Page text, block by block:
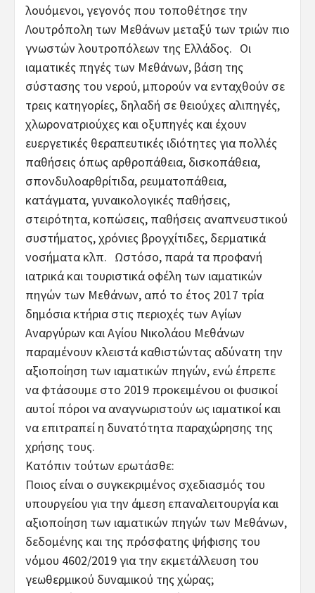
λουόμενοι, γεγονός που τοποθέτησε την
Λουτρόπολη των Μεθάνων μεταξύ των τριών πιο
γνωστών λουτροπόλεων της Ελλάδος. Οι
ιαματικές πηγές των Μεθάνων, βάση της
σύστασης του νερού, μπορούν να ενταχθούν σε
τρεις κατηγορίες, δηλαδή σε θειούχες αλιπηγές,
χλωρονατριούχες και οξυπηγές και έχουν
ευεργετικές θεραπευτικές ιδιότητες για πολλές
παθήσεις όπως αρθροπάθεια, δισκοπάθεια,
σπονδυλοαρθρίτιδα, ρευματοπάθεια,
κατάγματα, γυναικολογικές παθήσεις,
στειρότητα, κοπώσεις, παθήσεις αναπνευστικού
συστήματος, χρόνιες βρογχίτιδες, δερματικά
νοσήματα κλπ. Ωστόσο, παρά τα προφανή
ιατρικά και τουριστικά οφέλη των ιαματικών
πηγών των Μεθάνων, από το έτος 2017 τρία
δημόσια κτήρια στις περιοχές των Αγίων
Αναργύρων και Αγίου Νικολάου Μεθάνων
παραμένουν κλειστά καθιστώντας αδύνατη την
αξιοποίηση των ιαματικών πηγών, ενώ έπρεπε
να φτάσουμε στο 2019 προκειμένου οι φυσικοί
αυτοί πόροι να αναγνωριστούν ως ιαματικοί και
να επιτραπεί η δυνατότητα παραχώρησης της
χρήσης τους.
Κατόπιν τούτων ερωτάσθε:
Ποιος είναι ο συγκεκριμένος σχεδιασμός του
υπουργείου για την άμεση επαναλειτουργία και
αξιοποίηση των ιαματικών πηγών των Μεθάνων,
δεδομένης και της πρόσφατης ψήφισης του
νόμου 4602/2019 για την εκμετάλλευση του
γεωθερμικού δυναμικού της χώρας;